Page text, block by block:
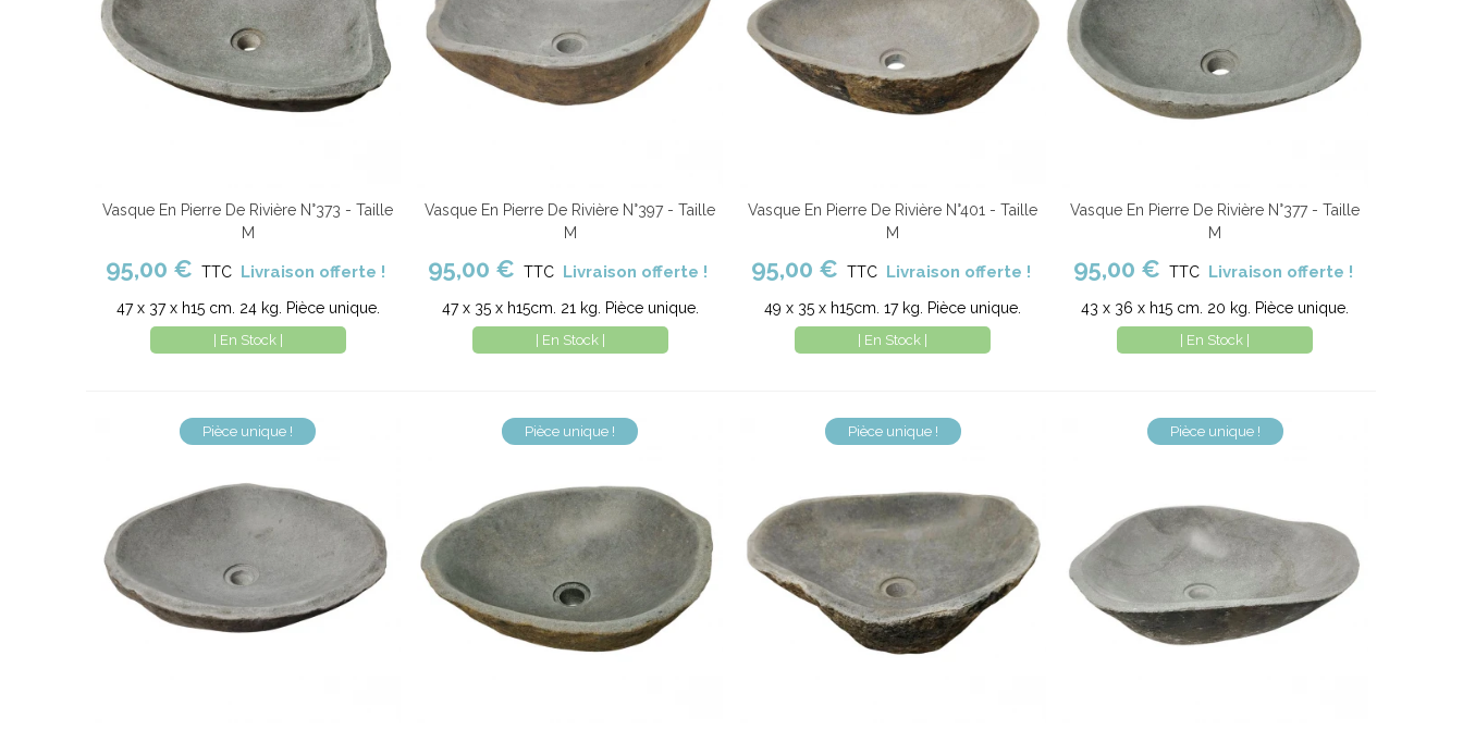
Ajouter au panier Comparer
Vasque En Pierre De Rivière N°373 - Taille
M
95,00 € TTC Livraison offerte !
47 x 37 x h15 cm. 24 kg. Pièce unique.
| En Stock |
Ajouter au panier Comparer
Vasque En Pierre De Rivière N°397 - Taille
M
95,00 € TTC Livraison offerte !
47 x 35 x h15cm. 21 kg. Pièce unique.
| En Stock |
Ajouter au panier Comparer
Vasque En Pierre De Rivière N°401 - Taille
M
95,00 € TTC Livraison offerte !
49 x 35 x h15cm. 17 kg. Pièce unique.
| En Stock |
Ajouter au panier Comparer
Vasque En Pierre De Rivière N°377 - Taille
M
95,00 € TTC Livraison offerte !
43 x 36 x h15 cm. 20 kg. Pièce unique.
| En Stock |
Pièce unique ! Pièce unique ! Pièce unique ! Pièce unique !